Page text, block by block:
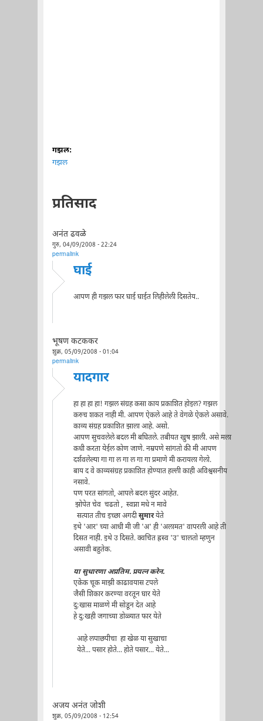
गझल:
गझल
प्रतिसाद
अनंत ढवळे
गुरु, 04/09/2008 - 22:24
permalink
घाई
आपण ही गझल फार घाई घाईत लिहीलेली दिसतेय..
भूषण कटककर
शुक्र, 05/09/2008 - 01:04
permalink
यादगार
हा हा हा हा! गझल संग्रह कसा काय प्रकाशित होइल? गझल
करुच शकत नाही मी. आपण ऐकले आहे ते वेगळे ऐकले असावे.
काव्य संग्रह प्रकाशित झाला आहे. असो.
आपण सुचवलेले बदल मी बघितले. तबीयत खुष झाली. असे मला
कधी करता येईल कोण जाणे. नम्रपणे सांगतो की मी आपण
दर्शवलेल्या गा गा ल गा ल गा गा प्रमाणे मी करायला गेलो.
बाय द वे काव्यसंग्रह प्रकाशित होण्यात हल्ली काही अविश्वसनीय
नसावे.
पण परत सांगतो, आपले बदल सुंदर आहेत.
झोपेत चेव चढतो , स्वप्ना मधे न मावे
सत्यात तीच इच्छा अगदीसुमारयेते
इथे 'आर' च्या आधी मी जी 'अ' ही 'अलामत' वापरली आहे ती
दिसत नाही. इथे उ दिसते. क्वचित ह्रस्व 'उ' चालतो म्हणुन
असावी बहुतेक.
या सुधारणा अप्रतिम. प्रयत्न करेन.
एकेक चूक माझी काढावयास टपले
जैसी शिकार करण्या वरतून घार येते
दु:खास माळणे मी सोडून देत आहे
हे दु:खही जगाच्या डोळ्यात फार येते
आहे लपाछपीचा हा खेळ या सुखाचा
येते... पसार होते... होते पसार... येते...
अजय अनंत जोशी
शुक्र, 05/09/2008 - 12:54